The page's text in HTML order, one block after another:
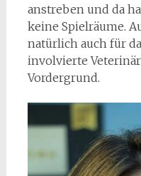
anstreben und da
keine Spielräume.
natürlich auch für
involvierte
Vordergrund.